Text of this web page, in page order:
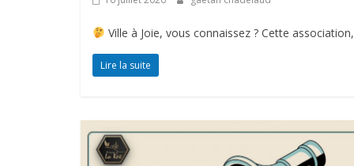
Ville à Joie, vous connaissez ? Cette
Lire la suite